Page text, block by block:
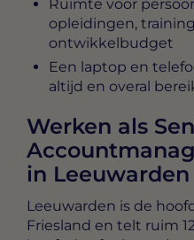
Ruimte voor
opleidingen,
ontwikkelbudget
Een laptop en
altijd en overal
Werken als
in Leeuwarden
Leeuwarden is de
Friesland en telt ruim